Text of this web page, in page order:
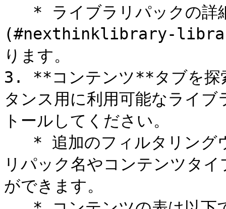
(#nexthinklibrary-
ります。
3. **コンテンツ**タブを探
タンス用に利用可能なライ
トールしてください。
リパック名やコンテンツタ
ができます。